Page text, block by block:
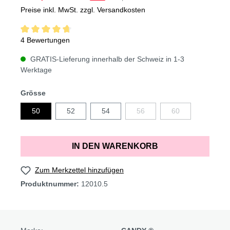
Preise inkl. MwSt. zzgl. Versandkosten
4 Bewertungen
GRATIS-Lieferung innerhalb der Schweiz in 1-3
Werktage
Grösse
50 52 54 56 60
IN DEN WARENKORB
Zum Merkzettel hinzufügen
Produktnummer: 12010.5